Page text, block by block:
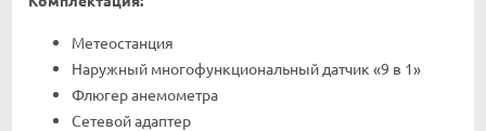
Метеостанция
Наружный многофункциональный датчик «9 в 1»
Флюгер анемометра
Сетевой адаптер